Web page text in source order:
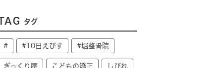
タグ
# #10日えびす #堀整骨院
ぎっくり腰 こどもの矯正 しびれ